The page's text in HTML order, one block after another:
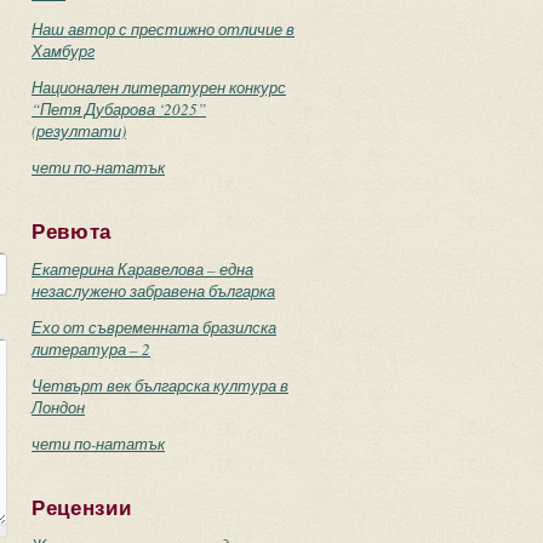
Наш автор с престижно отличие в
Хамбург
Национален литературен конкурс
“Петя Дубарова ‘2025”
(резултати)
чети по-нататък
Ревюта
Екатерина Каравелова – една
незаслужено забравена българка
Ехо от съвременната бразилска
литература – 2
Четвърт век българска култура в
Лондон
чети по-нататък
Рецензии